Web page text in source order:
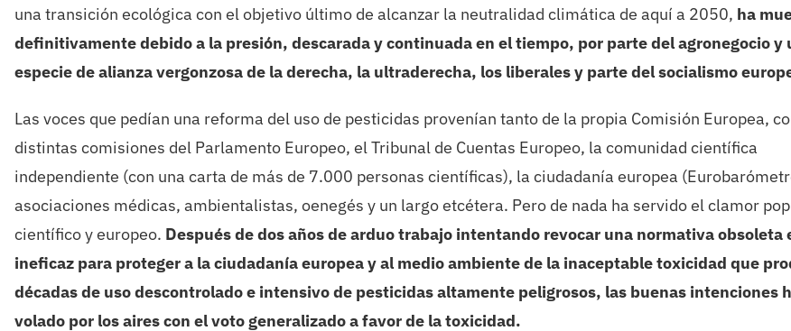
una transición ecológica con el objetivo último de alcanzar la neutralidad climática de aquí a 2050, ha
definitivamente debido a la presión, descarada y continuada en el tiempo, por parte del agronegocio y
especie de alianza vergonzosa de la derecha, la ultraderecha, los liberales y parte del socialismo
Las voces que pedían una reforma del uso de pesticidas provenían tanto de la propia Comisión Europea,
distintas comisiones del Parlamento Europeo, el Tribunal de Cuentas Europeo, la comunidad científica
independiente (con una carta de más de 7.000 personas científicas), la ciudadanía europea
asociaciones médicas, ambientalistas, oenegés y un largo etcétera. Pero de nada ha servido el clamor
científico y europeo. Después de dos años de arduo trabajo intentando revocar una normativa obsoleta
ineficaz para proteger a la ciudadanía europea y al medio ambiente de la inaceptable toxicidad que
décadas de uso descontrolado e intensivo de pesticidas altamente peligrosos, las buenas intenciones
volado por los aires con el voto generalizado a favor de la toxicidad.